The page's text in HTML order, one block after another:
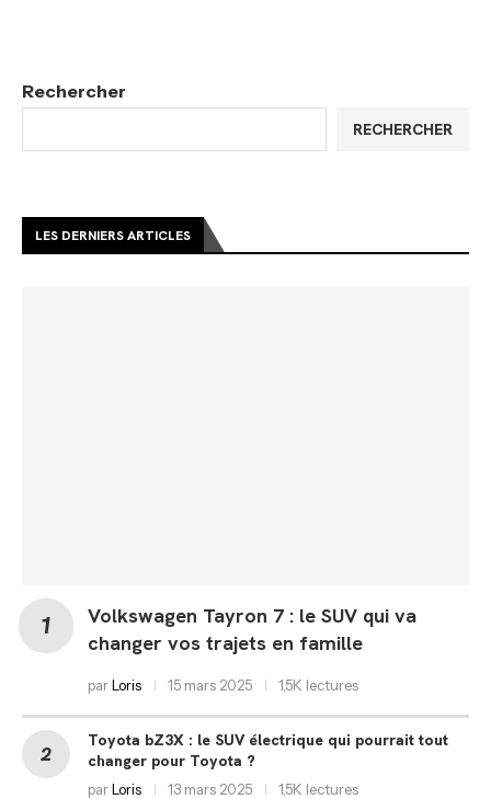
Rechercher
RECHERCHER
LES DERNIERS ARTICLES
Volkswagen Tayron 7 : le SUV qui va
changer vos trajets en famille
parLoris 15 mars 2025 1,5K lectures
Toyota bZ3X : le SUV électrique qui pourrait tout
changer pour Toyota ?
parLoris 13 mars 2025 1,5K lectures